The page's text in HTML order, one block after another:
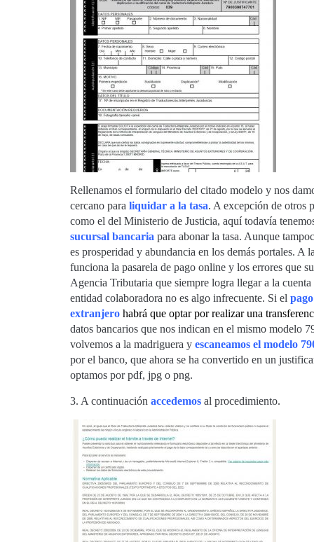
Rellenamos el formulario del citado modelo y nos
cercano para liquidar a la tasa. A excepción de otros
como el del Ministerio de Justicia, aquí todavía
sucursal bancaria para abonar la tasa. Aunque
es prosperidad y abundancia en los demás portales. A
funciona la pasarela de pago online y los errores que
Agencia Tributaria que siempre logra llegar a la
entidad colaboradora no es algo infrecuente. Si el pago
extranjero habrá que optar por realizar una
datos bancarios que nos indican en el mismo modelo
volvemos a la madriguera y escaneamos el modelo
por el banco, que ahora se ha convertido en un
optamos por pdf, jpg o png.
3. A continuación accedemos al procedimiento.